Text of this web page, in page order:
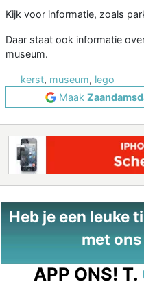
Kijk voor informatie, zoals
Daar staat ook informatie
museum.
kerst, museum, lego
Maak
Heb je een leuke
met
APP ONS! T.